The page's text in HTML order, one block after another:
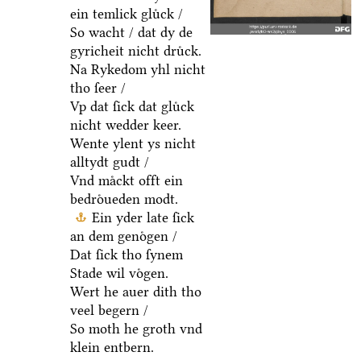
ein temlick gluͤck /
So wacht / dat dy de
gyricheit nicht druͤck.
Na Rykedom yhl nicht
tho ſeer /
Vp dat ſick dat gluͤck
nicht wedder keer.
Wente ylent ys nicht
alltydt gudt /
Vnd maͤckt offt ein
bedroͤueden modt.
Ein yder late ſick
an dem genoͤgen /
Dat ſick tho ſynem
Stade wil voͤgen.
Wert he auer dith tho
veel begern /
So moth he groth vnd
klein entbern.